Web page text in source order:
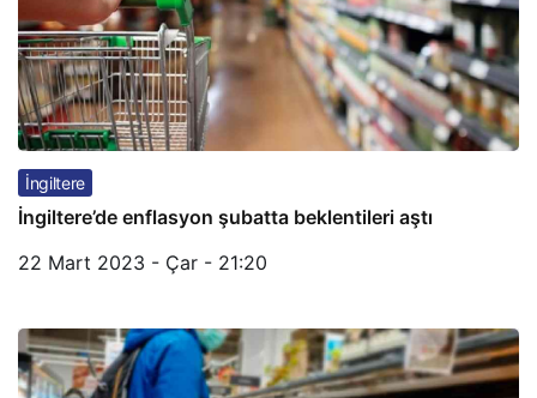
İngiltere
İngiltere’de enflasyon şubatta beklentileri aştı
22 Mart 2023 - Çar - 21:20